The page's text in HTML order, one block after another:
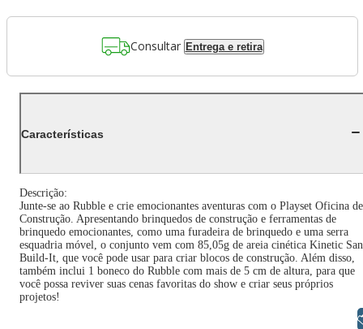
Consultar Entrega e retira
Características
Descrição:
Junte-se ao Rubble e crie emocionantes aventuras com o Playset Oficina de
Construção. Apresentando brinquedos de construção e ferramentas de
brinquedo emocionantes, como uma furadeira de brinquedo e uma serra
esquadria móvel, o conjunto vem com 85,05g de areia cinética Kinetic
Build-It, que você pode usar para criar blocos de construção. Além disso,
também inclui 1 boneco do Rubble com mais de 5 cm de altura, para que
você possa reviver suas cenas favoritas do show e criar seus próprios
projetos!